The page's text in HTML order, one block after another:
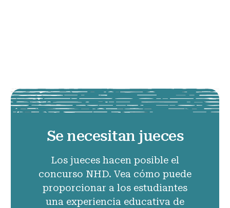
Se necesitan jueces
Los jueces hacen posible el
concurso NHD. Vea cómo puede
proporcionar a los estudiantes
una experiencia educativa de